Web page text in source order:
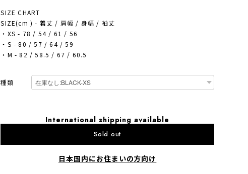
SIZE CHART
SIZE(cm ) - 着丈 / 肩幅 / 身幅 / 袖丈
・XS - 78 / 54 / 61 / 56
・S - 80 / 57 / 64 / 59
・M - 82 / 58.5 / 67 / 60.5
種類
International shipping available
Sold out
日本国内にお住まいの方向け